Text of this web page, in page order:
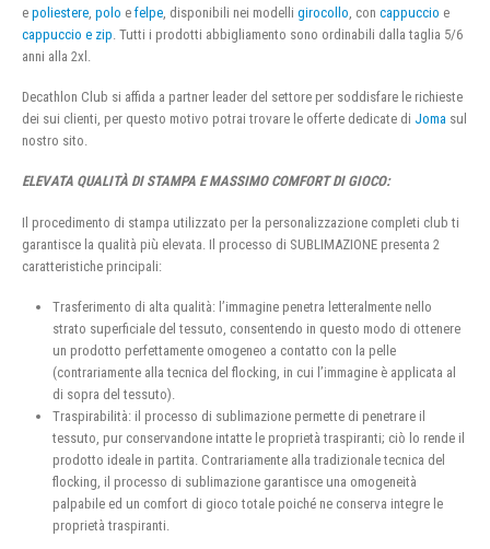
e poliestere polo e felpe , disponibili nei modelli girocollo , con cappuccio e
cappuccio e zip . Tutti i prodotti abbigliamento sono ordinabili dalla taglia 5/6
anni alla 2xl.
Decathlon Club si affida a partner leader del settore per soddisfare le richieste
dei sui clienti, per questo motivo potrai trovare le offerte dedicate di Joma sul
nostro sito.
ELEVATA QUALITÀ DI STAMPA E MASSIMO COMFORT DI GIOCO:
Il procedimento di stampa utilizzato per la personalizzazione completi club ti
garantisce la qualità più elevata. Il processo di SUBLIMAZIONE presenta 2
caratteristiche principali:
Trasferimento di alta qualità: l’immagine penetra letteralmente nello
strato superficiale del tessuto, consentendo in questo modo di ottenere
un prodotto perfettamente omogeneo a contatto con la pelle
(contrariamente alla tecnica del flocking, in cui l’immagine è applicata al
di sopra del tessuto).
Traspirabilità: il processo di sublimazione permette di penetrare il
tessuto, pur conservandone intatte le proprietà traspiranti; ciò lo rende il
prodotto ideale in partita. Contrariamente alla tradizionale tecnica del
flocking, il processo di sublimazione garantisce una omogeneità
palpabile ed un comfort di gioco totale poiché ne conserva integre le
proprietà traspiranti.